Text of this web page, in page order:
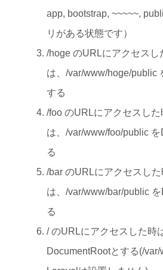
app, bootstrap, ~~~~~,
リがある状態です）
/hoge のURLにアクセスし
は、/var/www/hoge/public
する
/foo のURLにアクセスした
は、/var/www/foo/public
る
/bar のURLにアクセスした
は、/var/www/bar/public
る
/ のURLにアクセスした時
DocumentRootとする(/